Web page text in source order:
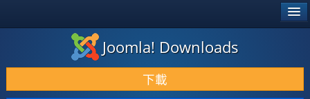
下載 & 擴充
發現 & 學習
Joomla! Downloads
下載